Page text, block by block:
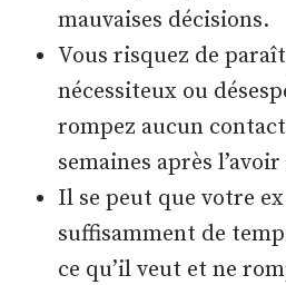
mauvaises décisions.
Vous risquez de
nécessiteux ou
rompez aucun
semaines après
Il se peut que votre
suffisamment de
ce qu’il veut et ne